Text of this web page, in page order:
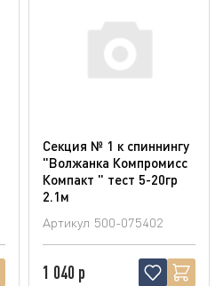
Секция № 1 к спиннингу
"Волжанка Компромисс
Компакт " тест 5-20гр
2.1м
Артикул 500-075402
1 040 р